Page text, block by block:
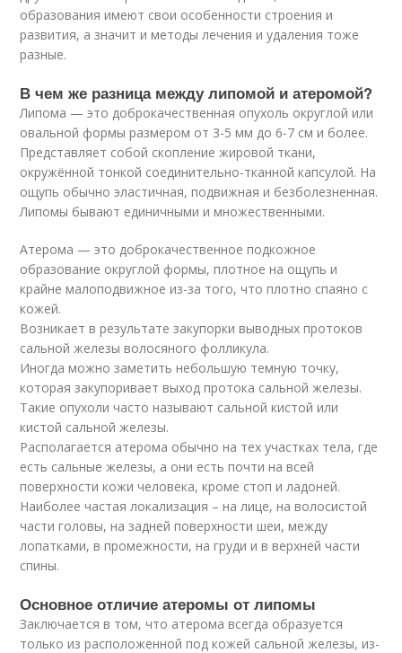
образования имеют свои особенности строения и
развития, а значит и методы лечения и удаления тоже
разные.
В чем же разница между липомой и атеромой?
Липома — это доброкачественная опухоль округлой или
овальной формы размером от 3-5 мм до 6-7 см и более.
Представляет собой скопление жировой ткани,
окружённой тонкой соединительно-тканной капсулой. На
ощупь обычно эластичная, подвижная и безболезненная.
Липомы бывают единичными и множественными.
Атерома — это доброкачественное подкожное
образование округлой формы, плотное на ощупь и
крайне малоподвижное из-за того, что плотно спаяно с
кожей.
Возникает в результате закупорки выводных протоков
сальной железы волосяного фолликула.
Иногда можно заметить небольшую темную точку,
которая закупоривает выход протока сальной железы.
Такие опухоли часто называют сальной кистой или
кистой сальной железы.
Располагается атерома обычно на тех участках тела, где
есть сальные железы, а они есть почти на всей
поверхности кожи человека, кроме стоп и ладоней.
Наиболее частая локализация – на лице, на волосистой
части головы, на задней поверхности шеи, между
лопатками, в промежности, на груди и в верхней части
спины.
Основное отличие атеромы от липомы
Заключается в том, что атерома всегда образуется
только из расположенной под кожей сальной железы, из-